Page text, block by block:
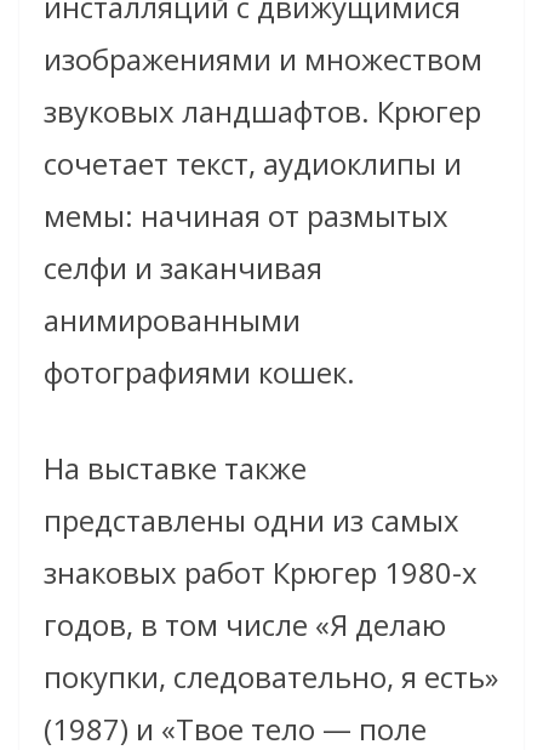
изображениями и множеством
звуковых ландшафтов. Крюгер
сочетает текст, аудиоклипы и
мемы: начиная от размытых
селфи и заканчивая
анимированными
фотографиями кошек.
На выставке также
представлены одни из самых
знаковых работ Крюгер 1980-х
годов, в том числе «Я делаю
покупки, следовательно, я есть»
(1987) и «Твое тело — поле